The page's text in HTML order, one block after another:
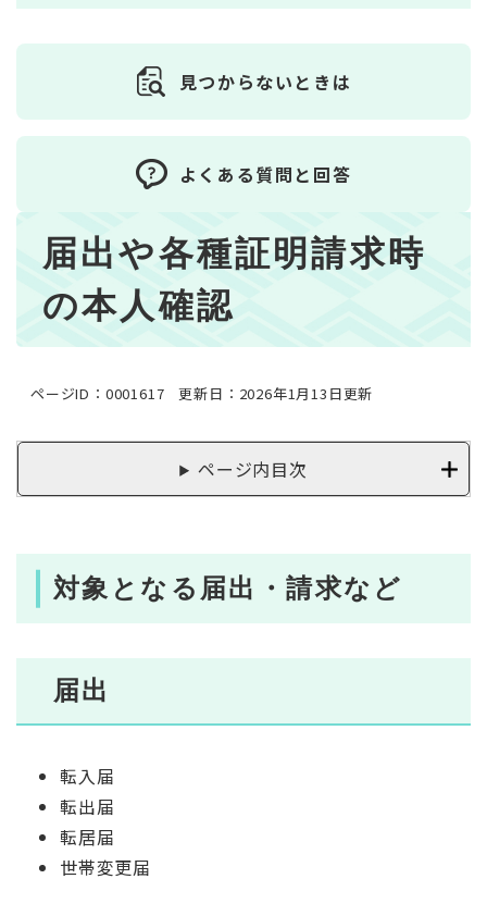
届出や各種証明請求時
の本人確認
ページID：0001617 更新日：2026年1月13日更新
ページ内目次
対象となる届出・請求など
届出
転入届
転出届
転居届
世帯変更届
見つからないときは
よくある質問と回答